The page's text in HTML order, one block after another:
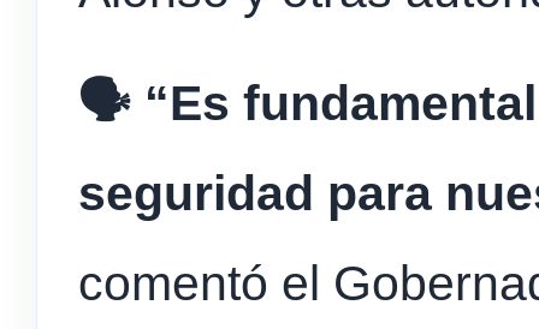
🗣️ “Es
seguridad para
comentó el